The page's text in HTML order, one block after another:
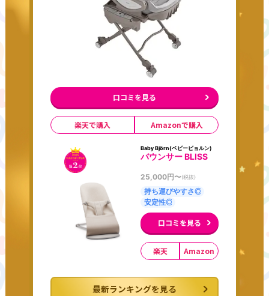
口コミを見る
楽天で購入 Amazonで購入
Baby Björn(ベビービョルン)
バウンサー BLISS
25,000円〜(税抜)
持ち運びやすさ◎
安定性◎
口コミを見る
楽天 Amazon
最新ランキングを見る